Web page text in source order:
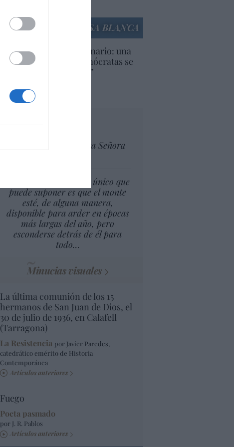
LA CASA BLANCA
EEUU. Inquietante escenario: una
tercera parte de los demócratas se
define como “socialista”
Artículos anteriores
Ceuta celebra Nuestra Señora
El cambio climático lo único que
puede suponer es que el monte
esté, de alguna manera,
disponible para arder en épocas
más largas del año, pero
esconderse detrás de él para
todo…
Minucias visuales
La última comunión de los 15
hermanos de San Juan de Dios, el
30 de julio de 1936, en Calafell
(Tarragona)
La Resistencia por Javier Paredes,
catedrático emérito de Historia
Contemporánea
Artículos anteriores
Fuego
Poeta pasmado
por J. R. Pablos
Artículos anteriores